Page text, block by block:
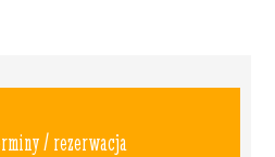
/ rezerwacja